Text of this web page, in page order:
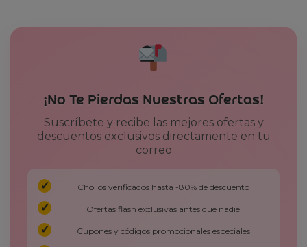
¡No Te Pierdas Nuestras Ofertas!
Suscríbete y recibe las mejores ofertas y
descuentos exclusivos directamente en tu
correo
Chollos verificados hasta -80% de descuento
Ofertas flash exclusivas antes que nadie
Cupones y códigos promocionales especiales